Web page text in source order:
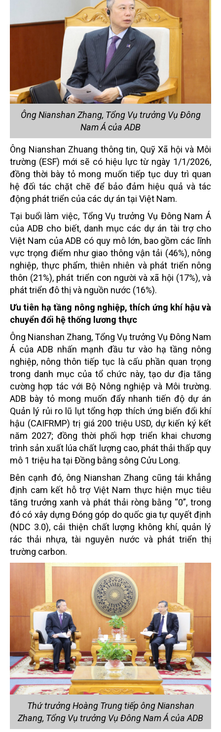
Ông Nianshan Zhang, Tổng Vụ trưởng Vụ Đông
Nam Á của ADB
Ông Nianshan Zhuang thông tin, Quỹ Xã hội và Môi
trường (ESF) mới sẽ có hiệu lực từ ngày 1/1/2026,
đồng thời bày tỏ mong muốn tiếp tục duy trì quan
hệ đối tác chặt chẽ để bảo đảm hiệu quả và tác
động phát triển của các dự án tại Việt Nam.
Tại buổi làm việc, Tổng Vụ trưởng Vụ Đông Nam Á
của ADB cho biết, danh mục các dự án tài trợ cho
Việt Nam của ADB có quy mô lớn, bao gồm các lĩnh
vực trọng điểm như giao thông vận tải (46%), nông
nghiệp, thực phẩm, thiên nhiên và phát triển nông
thôn (21%), phát triển con người và xã hội (17%), và
phát triển đô thị và nguồn nước (16%).
Ưu tiên hạ tầng nông nghiệp, thích ứng khí hậu và
chuyển đổi hệ thống lương thực
Ông Nianshan Zhang, Tổng Vụ trưởng Vụ Đông Nam
Á của ADB nhấn mạnh đầu tư vào hạ tầng nông
nghiệp, nông thôn tiếp tục là cấu phần quan trọng
trong danh mục của tổ chức này, tạo dư địa tăng
cường hợp tác với Bộ Nông nghiệp và Môi trường.
ADB bày tỏ mong muốn đẩy nhanh tiến độ dự án
Quản lý rủi ro lũ lụt tổng hợp thích ứng biến đổi khí
hậu (CAIFRMP) trị giá 200 triệu USD, dự kiến ký kết
năm 2027; đồng thời phối hợp triển khai chương
trình sản xuất lúa chất lượng cao, phát thải thấp quy
mô 1 triệu ha tại Đồng bằng sông Cửu Long.
Bên cạnh đó, ông Nianshan Zhang cũng tái khẳng
định cam kết hỗ trợ Việt Nam thực hiện mục tiêu
tăng trưởng xanh và phát thải ròng bằng “0”, trong
đó có xây dựng Đóng góp do quốc gia tự quyết định
(NDC 3.0), cải thiện chất lượng không khí, quản lý
rác thải nhựa, tài nguyên nước và phát triển thị
trường carbon.
Thứ trưởng Hoàng Trung tiếp ông Nianshan
Zhang, Tổng Vụ trưởng Vụ Đông Nam Á của ADB